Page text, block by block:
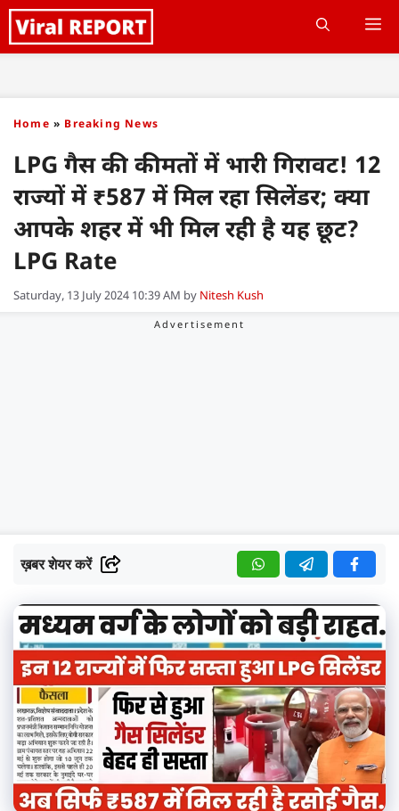
Skip
to
Home » Breaking News
LPG गैस की कीमतों में भारी गिरावट! 12
राज्यों में ₹587 में मिल रहा सिलेंडर; क्या
आपके शहर में भी मिल रही है यह छूट?
LPG Rate
Saturday, 13 July 2024 10:39 AM by Nitesh Kush
ख़बर शेयर करें